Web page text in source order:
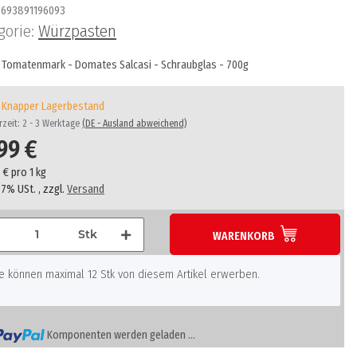
Würzpasten
- Domates Salcasi - Schraubglas - 700g
Knapper Lagerbestand
2 - 3 Werktage (DE - Ausland abweichend)
€
€ pro 1 kg
USt. , zzgl. Versand
Stk WARENKORB
können maximal 12 Stk von diesem Artikel erwerben.
Komponenten werden geladen ...